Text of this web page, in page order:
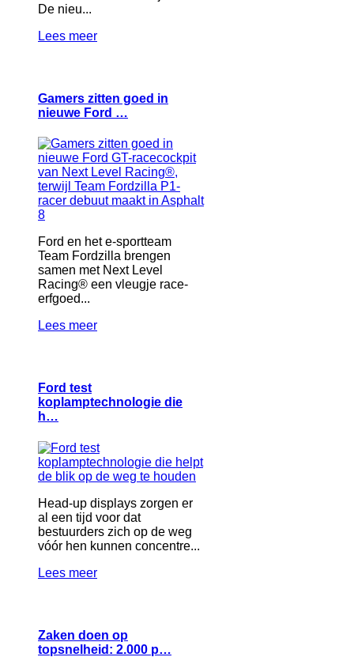
De nieu...
Lees meer
Gamers zitten goed in
nieuwe Ford …
Ford en het e-sportteam
Team Fordzilla brengen
samen met Next Level
Racing® een vleugje race-
erfgoed...
Lees meer
Ford test
koplamptechnologie die
h…
Head-up displays zorgen er
al een tijd voor dat
bestuurders zich op de weg
vóór hen kunnen concentre...
Lees meer
Zaken doen op
topsnelheid: 2.000 p…